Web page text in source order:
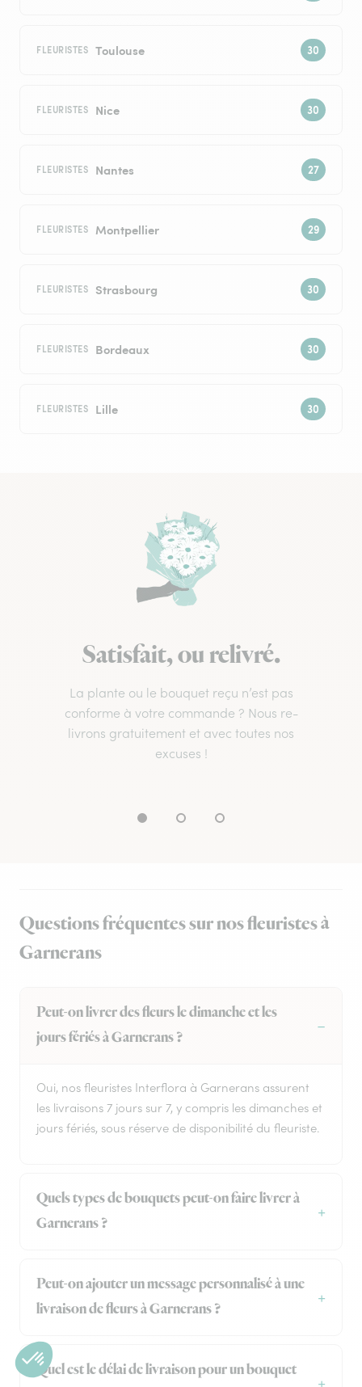
FLEURISTES Toulouse
FLEURISTES Nice
FLEURISTES Nantes
FLEURISTES Montpellier
FLEURISTES Strasbourg
FLEURISTES Bordeaux
FLEURISTES Lille
Satisfait, ou relivré.
La plante ou le bouquet reçu n’est pas
conforme à votre commande ? Nous re-
livrons gratuitement et avec toutes nos
excuses !
Questions fréquentes sur nos fleuristes à
Garnerans
Peut-on livrer des fleurs le dimanche et les
jours fériés à Garnerans ?
Oui, nos fleuristes Interflora à Garnerans assurent
les livraisons 7 jours sur 7, y compris les dimanches et
jours fériés, sous réserve de disponibilité du fleuriste.
Quels types de bouquets peut-on faire livrer à
Garnerans ?
Peut-on ajouter un message personnalisé à une
livraison de fleurs à Garnerans ?
Quel est le délai de livraison pour un bouquet